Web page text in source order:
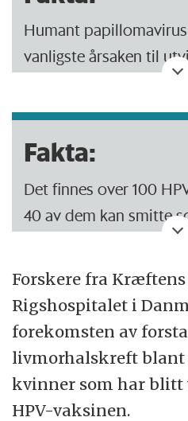
Humant
vanligste årsaken til
HPV-vaksinen
vanligste formene for
2006 og har senere
Det finnes andre
Gardasil ikke beskytter
Kilde: Statens Serum
Fakta:
Det finnes over 100
40 av dem kan smitte
uten symptomer og
Minst tolv HPV-typer
og varig infeksjon med
forutsetning for
andre mer sjeldne
Forskere fra
Rigshospitalet i
forekomsten av
livmorhalskreft blant
kvinner som har blitt
HPV-vaksinen.